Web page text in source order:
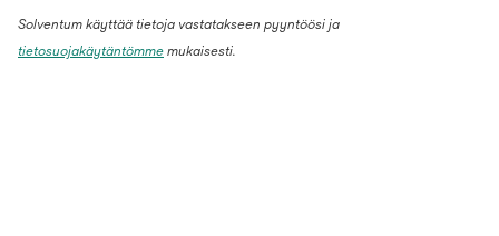
Solventum käyttää tietoja vastatakseen pyyntöösi ja
tietosuojakäytäntömme mukaisesti.